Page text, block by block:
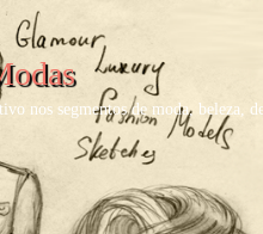
nos segmentos de moda, beleza,